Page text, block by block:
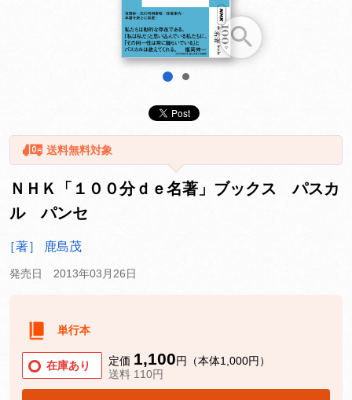
他にも商品を買う
1
送料無料対象
ＮＨＫ「１００分ｄｅ名著」ブックス パスカ
ル パンセ
［著］ 鹿島茂
発売日 2013年03月26日
単行本
在庫あり 定価 1,100円（本体1,000円）
送料 110円